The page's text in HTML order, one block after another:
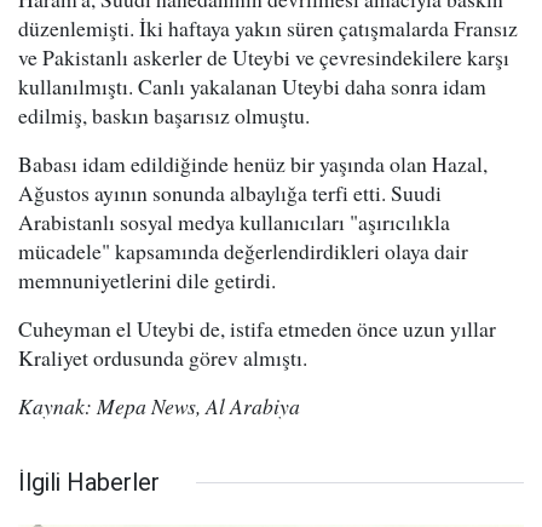
düzenlemişti. İki haftaya yakın süren çatışmalarda Fransız
ve Pakistanlı askerler de Uteybi ve çevresindekilere karşı
kullanılmıştı. Canlı yakalanan Uteybi daha sonra idam
edilmiş, baskın başarısız olmuştu.
Babası idam edildiğinde henüz bir yaşında olan Hazal,
Ağustos ayının sonunda albaylığa terfi etti. Suudi
Arabistanlı sosyal medya kullanıcıları "aşırıcılıkla
mücadele" kapsamında değerlendirdikleri olaya dair
memnuniyetlerini dile getirdi.
Cuheyman el Uteybi de, istifa etmeden önce uzun yıllar
Kraliyet ordusunda görev almıştı.
Kaynak: Mepa News, Al Arabiya
İlgili Haberler